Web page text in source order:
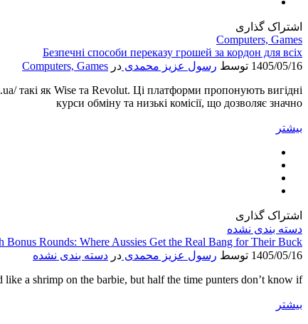
اشتراک گذاری
Computers, Games
Безпечні способи переказу грошей за кордон для всіх
1405/05/16 توسط رسول عزیز محمدی در Computers, Games
такі як Wise та Revolut. Ці платформи пропонують вигідні
курси обміну та низькі комісії, що дозволяє значно
بیشتر
اشتراک گذاری
دسته بندی نشده
Bonus Rounds: Where Aussies Get the Real Bang for Their Buck
1405/05/16 توسط رسول عزیز محمدی در دسته بندی نشده
a shrimp on the barbie, but half the time punters don’t know if
بیشتر